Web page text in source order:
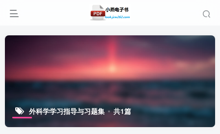
外科学学习指导与习题集 共1篇